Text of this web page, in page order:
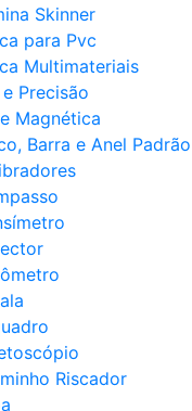
Skinner
para Pvc
Multimateriais
Precisão
Magnética
Barra e Anel Padrão
Riscador